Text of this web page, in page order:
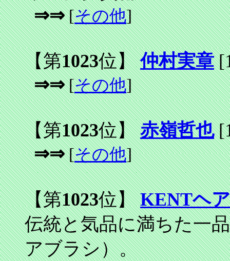
⇒⇒[その他]
【第1023位】仲村実章
⇒⇒[その他]
【第1023位】赤嶺哲也
⇒⇒[その他]
【第1023位】KENTヘ
伝統と気品に満ちた一
アブラシ）。